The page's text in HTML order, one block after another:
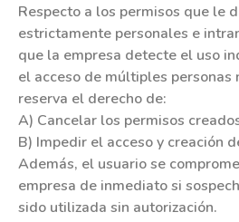
Respecto a los permisos que le
estrictamente personales e
que la empresa detecte el uso
el acceso de múltiples personas
reserva el derecho de:
A) Cancelar los permisos
B) Impedir el acceso y creación
Además, el usuario se
empresa de inmediato si
sido utilizada sin autorización.